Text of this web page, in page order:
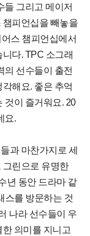
들 그리고 메이저
피언십을 빼놓을
스 챔피언십에서
다. TPC 소그래
의 선수들이 출전
해요. 좋은 추억
것이 즐거워요. 20
요.
과 마찬가지로 세
그린으로 유명한
년 동안 드라마 같
스를 방문하는 것
나라 선수들이 우
의미를 지니고